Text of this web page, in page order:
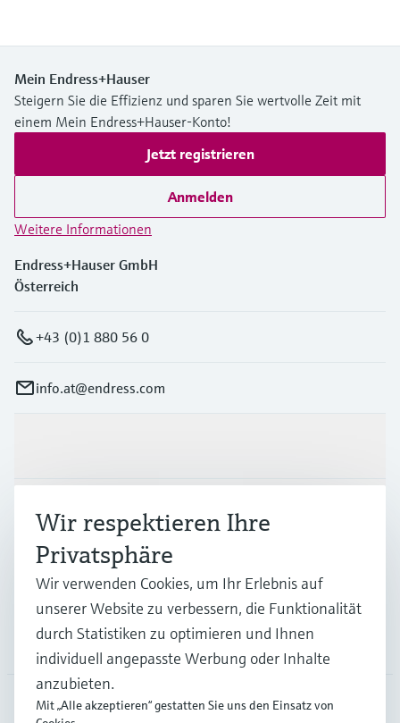
Mein Endress+Hauser
Steigern Sie die Effizienz und sparen Sie wertvolle Zeit mit
einem Mein Endress+Hauser-Konto!
Jetzt registrieren
Anmelden
Weitere Informationen
Endress+Hauser GmbH
Österreich
+43 (0)1 880 56 0
info.at@endress.com
Branchen
Support
Unternehmen
Wir respektieren Ihre
Privatsphäre
Wir verwenden Cookies, um Ihr Erlebnis auf
unserer Website zu verbessern, die Funktionalität
durch Statistiken zu optimieren und Ihnen
individuell angepasste Werbung oder Inhalte
anzubieten.
Mit „Alle akzeptieren“ gestatten Sie uns den Einsatz von